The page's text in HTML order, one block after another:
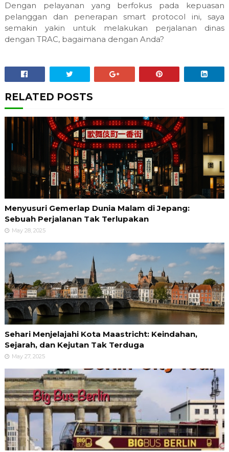
Dengan pelayanan yang berfokus pada kepuasan
pelanggan dan penerapan smart protocol ini, saya
semakin yakin untuk melakukan perjalanan dinas
dengan TRAC, bagaimana dengan Anda?
RELATED POSTS
Menyusuri Gemerlap Dunia Malam di Jepang:
Sebuah Perjalanan Tak Terlupakan
May 28, 2025
Sehari Menjelajahi Kota Maastricht: Keindahan,
Sejarah, dan Kejutan Tak Terduga
May 27, 2025